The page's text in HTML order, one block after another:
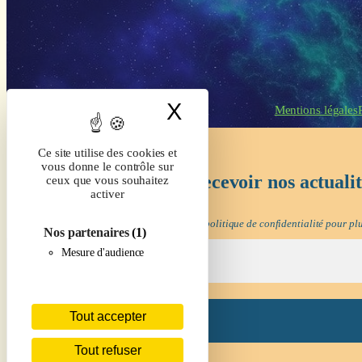
Ce site utilise des cookies et
vous donne le contrôle sur
ceux que vous souhaitez
activer
Nos partenaires(1)
Mesure d'audience
Tout accepter
Tout refuser
X Masquer leMentions légales
Inscrivez-vous pour recevoir nos
politique de confidentialité pour